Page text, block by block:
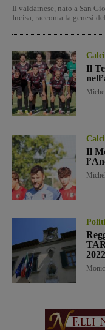
Il valdarnese, nato a San
Incisa, racconta la genesi del
Il
Il